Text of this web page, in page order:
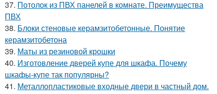
37. Потолок из ПВХ панелей в комнате. Преимущества
ПВХ
38. Блоки стеновые керамзитобетонные. Понятие
керамзитобетона
39. Маты из резиновой крошки
40. Изготовление дверей купе для шкафа. Почему
шкафы-купе так популярны?
41. Металлопластиковые входные двери в частный дом.